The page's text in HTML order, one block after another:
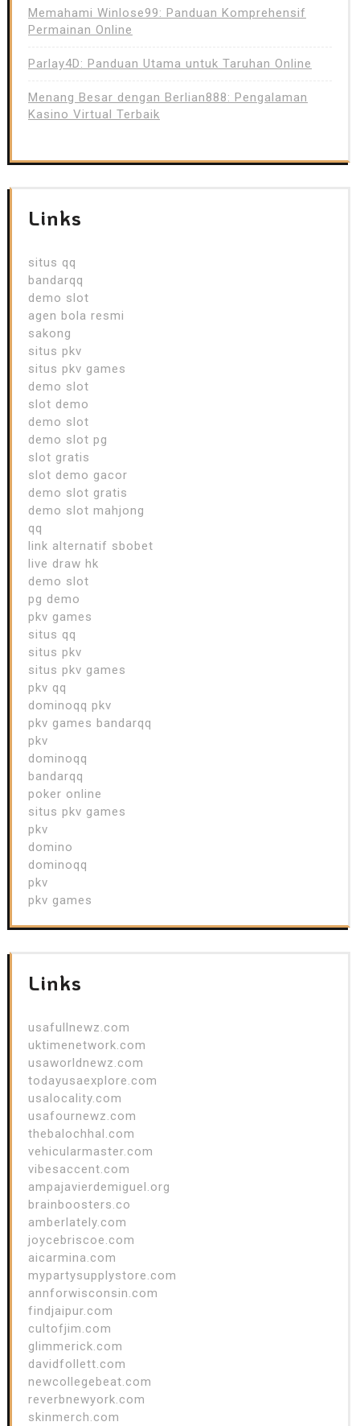
Memahami Winlose99: Panduan Komprehensif
Permainan Online
Parlay4D: Panduan Utama untuk Taruhan Online
Menang Besar dengan Berlian888: Pengalaman
Kasino Virtual Terbaik
Links
situs qq
bandarqq
demo slot
agen bola resmi
sakong
situs pkv
situs pkv games
demo slot
slot demo
demo slot
demo slot pg
slot gratis
slot demo gacor
demo slot gratis
demo slot mahjong
qq
link alternatif sbobet
live draw hk
demo slot
pg demo
pkv games
situs qq
situs pkv
situs pkv games
pkv qq
dominoqq pkv
pkv games bandarqq
pkv
dominoqq
bandarqq
poker online
situs pkv games
pkv
domino
dominoqq
pkv
pkv games
Links
usafullnewz.com
uktimenetwork.com
usaworldnewz.com
todayusaexplore.com
usalocality.com
usafournewz.com
thebalochhal.com
vehicularmaster.com
vibesaccent.com
ampajavierdemiguel.org
brainboosters.co
amberlately.com
joycebriscoe.com
aicarmina.com
mypartysupplystore.com
annforwisconsin.com
findjaipur.com
cultofjim.com
glimmerick.com
davidfollett.com
newcollegebeat.com
reverbnewyork.com
skinmerch.com